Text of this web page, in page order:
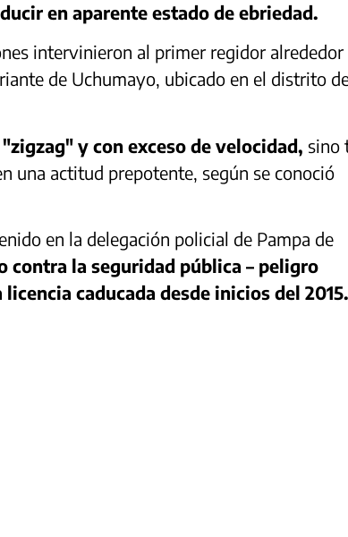
en aparente estado de ebriedad.
intervinieron al primer regidor alrededor
de Uchumayo, ubicado en el distrito
y con exceso de velocidad, sino
una actitud prepotente, según se conoció
en la delegación policial de Pampa de
contra la seguridad pública – peligro
caducada desde inicios del 2015.